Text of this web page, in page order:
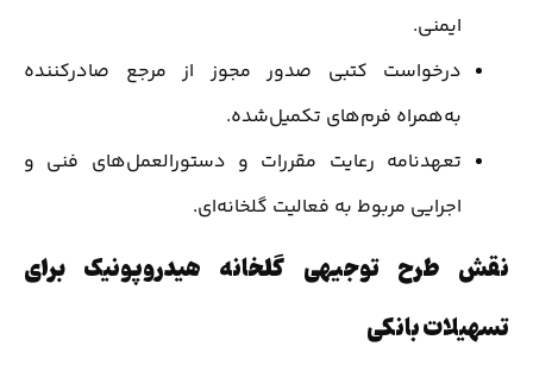
ایمنی.
درخواست کتبی صدور مجوز از مرجع صادرکننده
به‌همراه فرم‌های تکمیل‌شده.
تعهدنامه رعایت مقررات و دستورالعمل‌های فنی و
اجرایی مربوط به فعالیت گلخانه‌ای.
نقش طرح توجیهی گلخانه هیدروپونیک برای
تسهیلات بانکی